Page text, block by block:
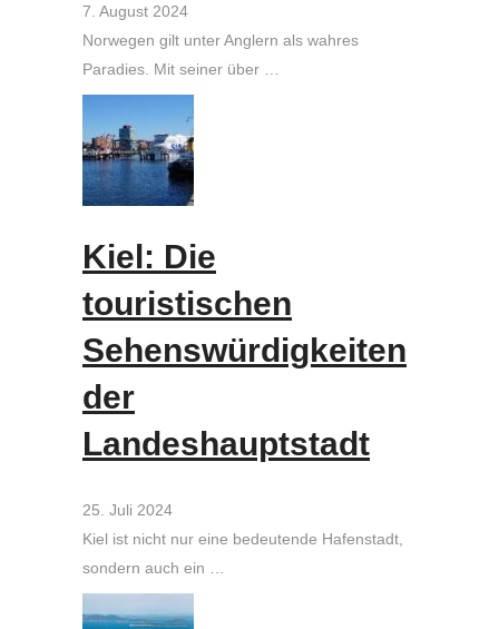
7. August 2024
Norwegen gilt unter Anglern als wahres
Paradies. Mit seiner über …
Kiel: Die
touristischen
Sehenswürdigkeiten
der
Landeshauptstadt
25. Juli 2024
Kiel ist nicht nur eine bedeutende Hafenstadt,
sondern auch ein …